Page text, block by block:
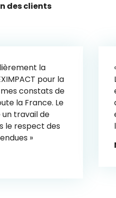
des clients
la
pour la
constats de
la France. Le
un travail de
le respect des
»